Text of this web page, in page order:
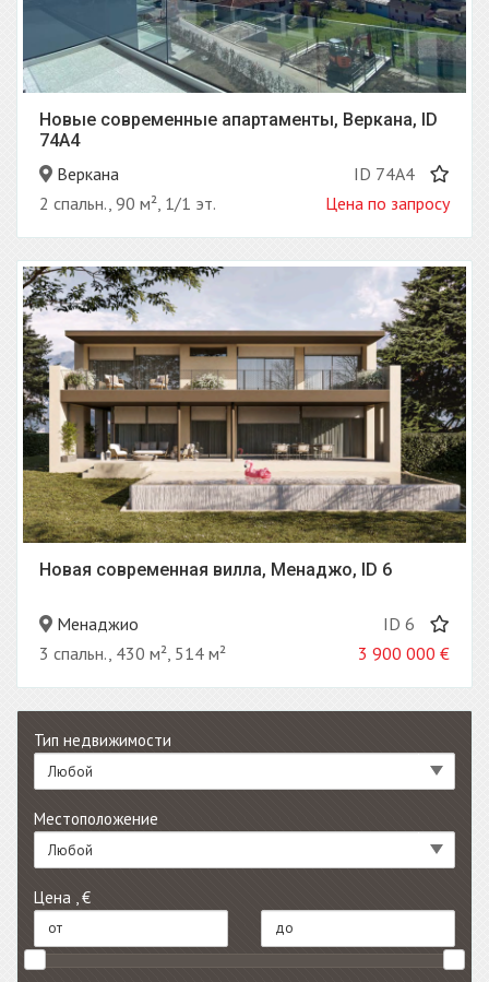
Новые современные апартаменты, Веркана, ID
74A4
Веркана
ID 74A4
2 спальн., 90 м², 1/1 эт.
Цена по запросу
Новая современная вилла, Менаджо, ID 6
Менаджио
ID 6
3 спальн., 430 м², 514 м²
3 900 000 €
Тип недвижимости
Любой
Местоположение
Любой
Цена , €